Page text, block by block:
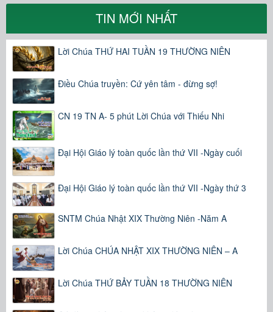
TIN MỚI NHẤT
Lời Chúa THỨ HAI TUẦN 19 THƯỜNG NIÊN
Điều Chúa truyền: Cứ yên tâm - đừng sợ!
CN 19 TN A- 5 phút Lời Chúa với Thiếu Nhi
Đại Hội Giáo lý toàn quốc lần thứ VII -Ngày cuối
Đại Hội Giáo lý toàn quốc lần thứ VII -Ngày thứ 3
SNTM Chúa Nhật XIX Thường Niên -Năm A
Lời Chúa CHÚA NHẬT XIX THƯỜNG NIÊN – A
Lời Chúa THỨ BẢY TUẦN 18 THƯỜNG NIÊN